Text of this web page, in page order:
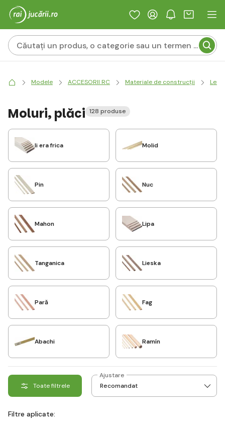
Modele ACCESORII RC Materiale de construcții Lemn
Moluri, plăci 128 produse
Ii era frica Molid
Pin Nuc
Mahon Lipa
Tanganica Lieska
Pară Fag
Abachi Ramín
Toate filtrele
Ajustare
Filtre aplicate: